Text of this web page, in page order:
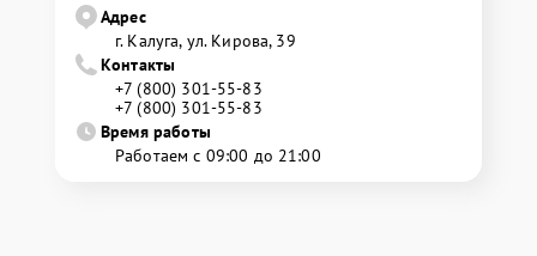
Адрес
г. Калуга, ул. Кирова, 39
Контакты
+7 (800) 301-55-83
+7 (800) 301-55-83
Время работы
Работаем с 09:00 до 21:00